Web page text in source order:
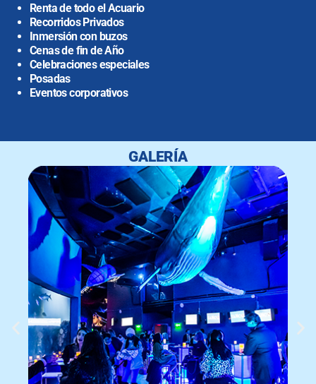
Renta de todo el Acuario
Recorridos Privados
Inmersión con buzos
Cenas de fin de Año
Celebraciones especiales
Posadas
Eventos corporativos
GALERÍA